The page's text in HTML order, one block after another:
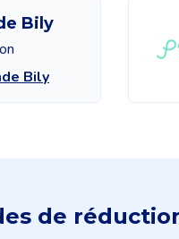
Bily
Bily
de